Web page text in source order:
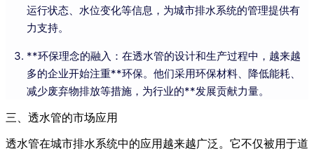
运行状态、水位变化等信息，为城市排水系统的管理提供有
力支持。
**环保理念的融入：在透水管的设计和生产过程中，越来越
多的企业开始注重**环保。他们采用环保材料、降低能耗、
减少废弃物排放等措施，为行业的**发展贡献力量。
三、透水管的市场应用
透水管在城市排水系统中的应用越来越广泛。它不仅被用于道